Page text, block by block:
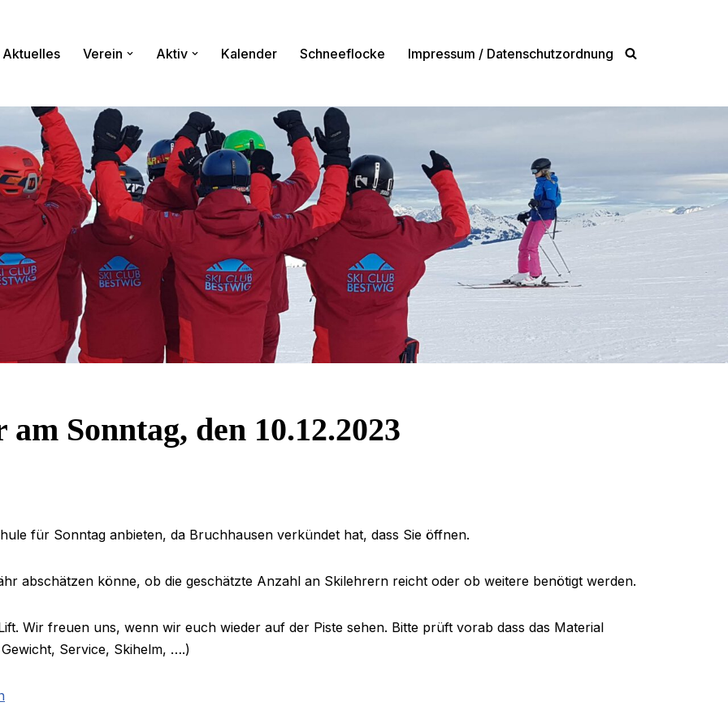
Aktuelles Verein Aktiv Kalender Schneeflocke Impressum / Datenschutzordnung
Sonntag, den 10.12.2023
für Sonntag anbieten, da Bruchhausen verkündet hat, dass Sie öffnen.
abschätzen könne, ob die geschätzte Anzahl an Skilehrern reicht oder ob weitere benötigt werden.
Wir freuen uns, wenn wir euch wieder auf der Piste sehen. Bitte prüft vorab dass das Material
Service, Skihelm, ….)